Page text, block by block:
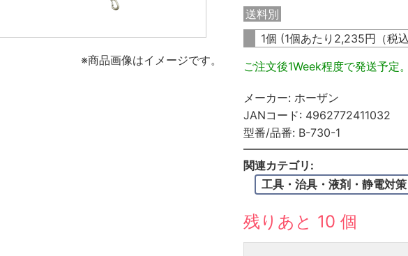
※商品画像はイメージです。
送料別
1個 (1個あたり 2,235円（税込
ご注文後1Week程度で発送予定。
メーカー: ホーザン
JANコード: 4962772411032
型番/品番: B-730-1
関連カテゴリ:
工具・治具・液剤・静電対策
残りあと 10 個